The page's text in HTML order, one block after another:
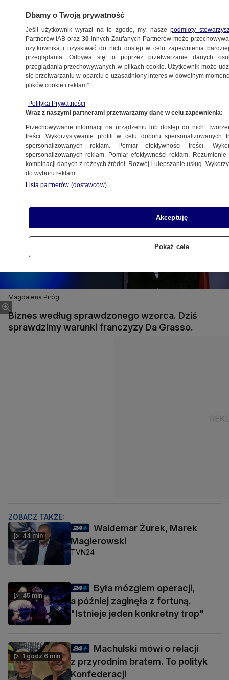
BIZNES
Z KRAJU
26.10.2012, 22:28
Udostępnij
Magdalena Piróg
Biznes według sprawdzonego wzorca. Dziś
sprawdzimy warunki franczyzy Da Grasso.
ZOBACZ TAKŻE:
44 min
Waldemar Żurek, Marek
Magierowski
TVN24
45 min
Była mózgiem operacji,
a później zaginęła z fortuną.
"Istnieje jeden konkretny trop"
1 godz 6 min
Machulski mówi o relacji
z przyrodnim bratem. To polityk
Konfederacji
Dbamy o Twoją prywatność
Jeśli użytkownik wyrazi na to zgodę, my, naszepodmioty
Partnerów IAB oraz30 innych Zaufanych Partnerów może
użytkownika i uzyskiwać do nich dostęp w celu zapewnienia
przeglądania. Odbywa się to poprzez przetwarzanie danych
przeglądania przechowywanych w plikach cookie. Użytkownik może
się przetwarzaniu w oparciu o uzasadniony interes w dowolnym
plików cookie i reklam”.
Polityka Prywatności
Wraz z naszymi partnerami przetwarzamy dane w celu zapewnienia:
Przechowywanie informacji na urządzeniu lub dostęp do nich.
treści. Wykorzystywanie profili w celu doboru spersonalizowanych
spersonalizowanych reklam. Pomiar efektywności treści.
spersonalizowanych reklam. Pomiar efektywności reklam.
kombinacji danych z różnych źródeł. Rozwój i ulepszanie usług.
do wyboru reklam.
Lista partnerów (dostawców)
Akceptuję
Pokaż cele